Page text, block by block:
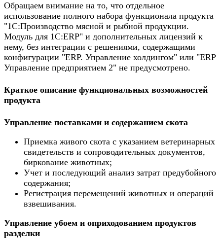
Обращаем внимание на то, что отдельное
использование полного набора функционала продукта
"1С:Производство мясной и рыбной продукции.
Модуль для 1С:ERP" и дополнительных лицензий к
нему, без интеграции с решениями, содержащими
конфигурации "ERP. Управление холдингом" или "ERP
Управление предприятием 2" не предусмотрено.
Краткое описание функциональных возможностей
продукта
Управление поставками и содержанием скота
Приемка живого скота с указанием ветеринарных
свидетельств и сопроводительных документов,
биркование животных;
Учет и последующий анализ затрат предубойного
содержания;
Регистрация перемещений животных и операций
взвешивания.
Управление убоем и оприходованием продуктов
разделки